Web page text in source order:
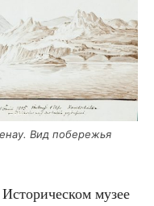
Вид побе­ре­жья
музее